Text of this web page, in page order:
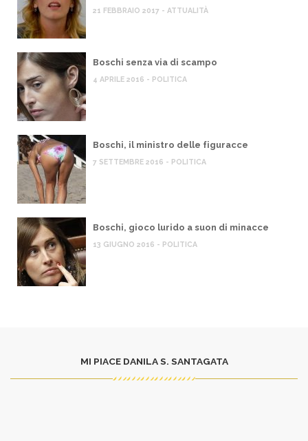
21 FEBBRAIO 2017 - ATTUALITÀ
Boschi senza via di scampo
4 APRILE 2016 - POLITICA
Boschi, il ministro delle figuracce
7 SETTEMBRE 2016 - POLITICA
Boschi, gioco lurido a suon di minacce
13 GIUGNO 2016 - POLITICA
MI PIACE DANILA S. SANTAGATA